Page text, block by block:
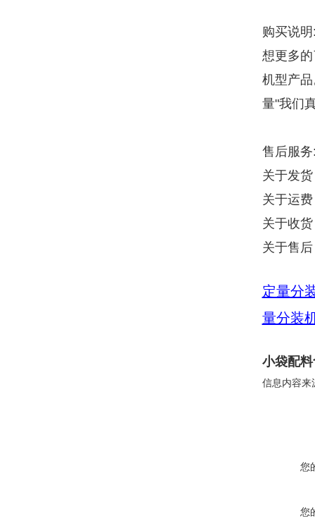
购买说明
想更多
机型产
量"我们
售后服务
关于发
关于运
关于收
关于售
定量分
量分装
小袋配
信息内容来
您
您